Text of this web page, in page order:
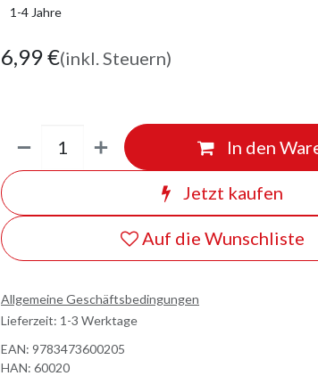
1-4 Jahre
6,99€(inkl. Steuern)
In den
Jetzt kaufen
Auf die Wunschliste
Allgemeine Geschäftsbedingungen
Lieferzeit: 1-3 Werktage
EAN: 9783473600205
HAN: 60020